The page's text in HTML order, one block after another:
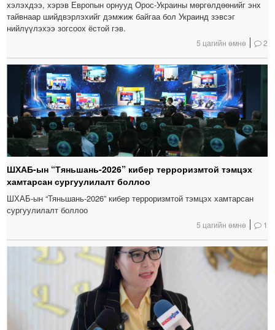
хэлэхдээ, хэрэв Европын орнууд Орос-Украины мөргөлдөөнийг энх
тайвнаар шийдвэрлэхийг дэмжиж байгаа бол Украинд зэвсэг
нийлүүлэхээ зогсоох ёстой гэв.
5 цагийн өмнө 2
ШХАБ-ын “Тяньшань-2026” кибер терроризмтой тэмцэх
хамтарсан сургуулилалт боллоо
ШХАБ-ын “Тяньшань-2026” кибер терроризмтой тэмцэх хамтарсан
сургуулилалт боллоо
5 цагийн өмнө 1